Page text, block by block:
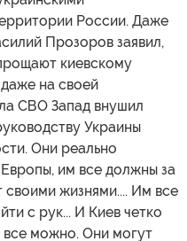
России. Даже
Прозоров заявил,
киевскому
на своей
СВО Запад внушил
Украины
Они реально
им все должны за
жизнями.... Им все
с рук... И Киев четко
все можно. Они могут